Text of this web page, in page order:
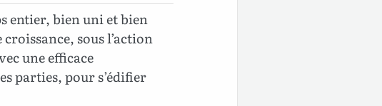
entier, bien uni et bien
sous l’action
une efficace
parties, pour s’édifier